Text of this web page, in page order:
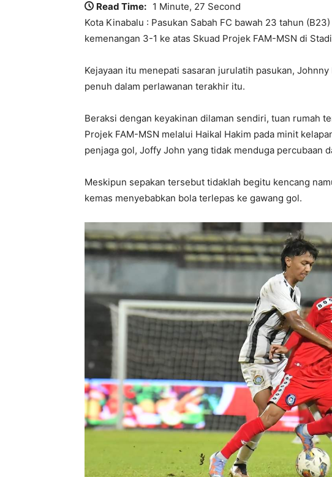
Read Time: 1 Minute, 27 Second
Kota Kinabalu : Pasukan Sabah FC bawah 23 tahun
kemenangan 3-1 ke atas Skuad Projek FAM-MSN di
Kejayaan itu menepati sasaran jurulatih pasukan,
penuh dalam perlawanan terakhir itu.
Beraksi dengan keyakinan dilaman sendiri, tuan rumah
Projek FAM-MSN melalui Haikal Hakim pada minit
penjaga gol, Joffy John yang tidak menduga percubaan
Meskipun sepakan tersebut tidaklah begitu kencang
kemas menyebabkan bola terlepas ke gawang gol.